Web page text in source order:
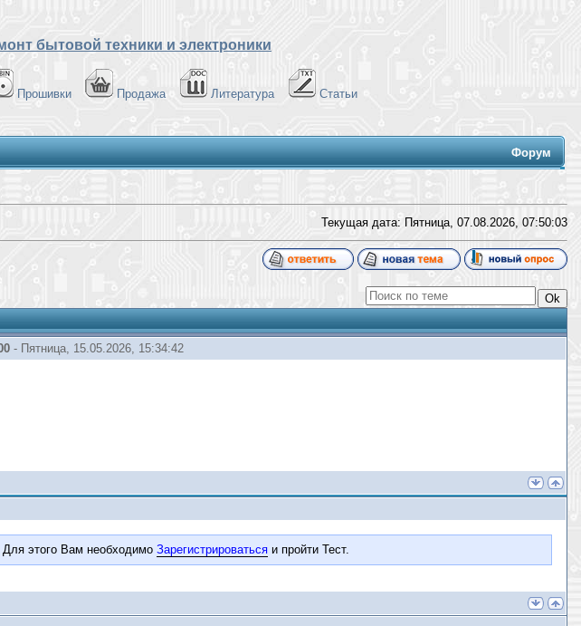
бытовой техники и электроники
Прошивки Продажа Литература Статьи
Форум
Текущая дата: Пятница, 07.08.2026, 07:50:04
- Пятница, 15.05.2026, 15:34:42
этого Вам необходимо Зарегистрироваться и пройти Тест.